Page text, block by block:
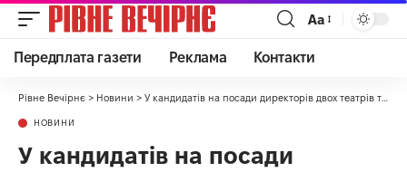
Аа
Передплата газети Реклама Контакти
Рівне Вечірнє > Новини > У кандидатів на посади директорів двох театрів та бібліотеки конкурентів не буде
НОВИНИ
У кандидатів на посади